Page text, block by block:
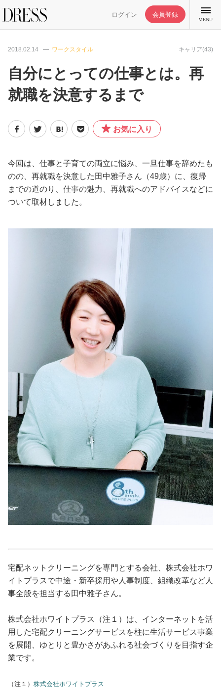
ログイン 会員登録
MENU
特集記事
DRESS部活
ファッション
妊娠/出産/家族
ココロ/カラダ
グルメ
カルチャー/エンタメ
占い
性と愛
ゲーム
2018.02.14 ワークスタイル キャリア(43)
自分にとっての仕事とは。再
就職を決意するまで
お気に入り
今回は、仕事と子育ての両立に悩み、一旦仕事を辞めたも
のの、再就職を決意した田中雅子さん（49歳）に、復帰
までの道のり、仕事の魅力、再就職へのアドバイスなどに
ついて取材しました。
宅配ネットクリーニングを専門とする会社、株式会社ホワ
イトプラスで中途・新卒採用や人事制度、組織改革など人
事全般を担当する田中雅子さん。
株式会社ホワイトプラス（注１）は、インターネットを活
用した宅配クリーニングサービスを柱に生活サービス事業
を展開、ゆとりと豊かさがあふれる社会づくりを目指す企
業です。
（注１） 株式会社ホワイトプラス